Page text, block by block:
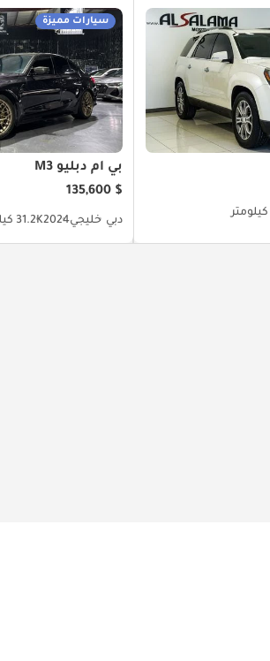
سيارات مميزة
بي أم دبليو M3
$ 135,600
دبي خليجي202431.2K كيلومتر